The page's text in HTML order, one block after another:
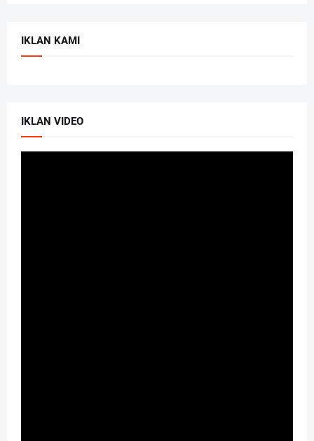
IKLAN KAMI
IKLAN VIDEO